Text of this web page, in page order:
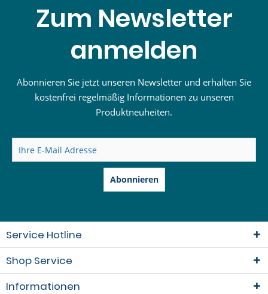
Zum Newsletter
anmelden
Abonnieren Sie jetzt unseren Newsletter und erhalten Sie
kostenfrei regelmäßig Informationen zu unseren
Produktneuheiten.
Abonnieren
Service Hotline
Shop Service
Informationen